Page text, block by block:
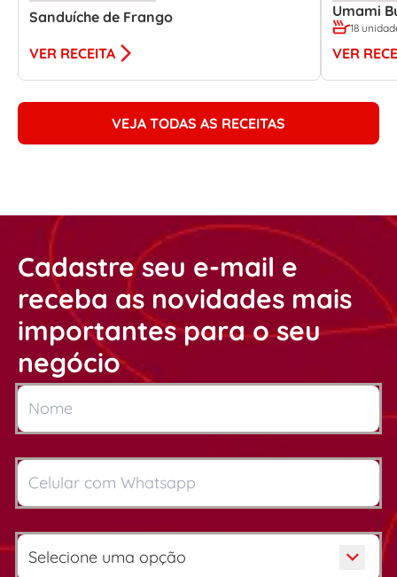
Sanduíche de Frango
VER RECEITA
Umami
18
VER
VEJA TODAS AS RECEITAS
Cadastre seu e-mail e
receba as novidades mais
importantes para o seu
negócio